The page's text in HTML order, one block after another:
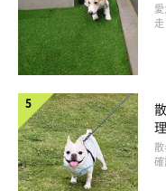
水をガブガブ